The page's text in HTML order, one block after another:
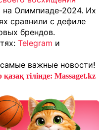
на Олимпиаде-2024. Их
сравнили с дефиле
брендов.
Telegram и
важные новости!
тілінде: Massaget.kz